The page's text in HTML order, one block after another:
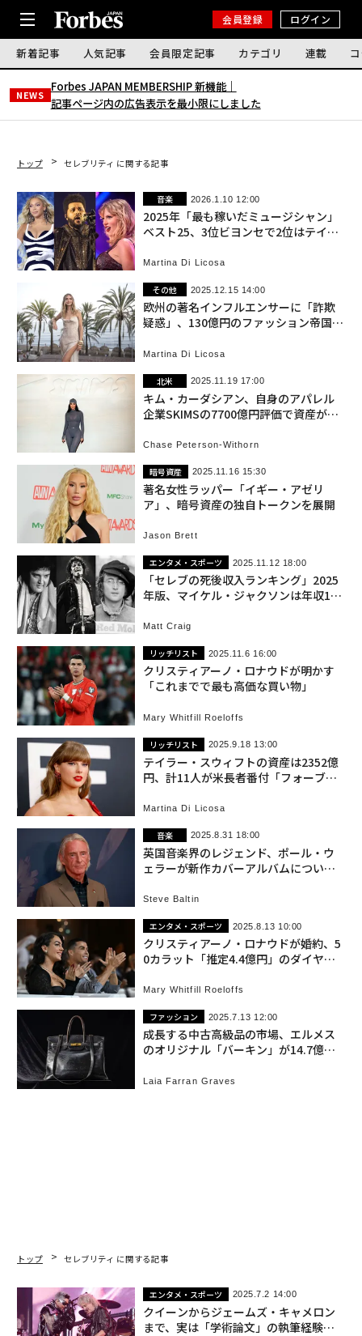
会員登録 ログイン
新着記事 人気記事 会員限定記事 カテゴリ 連載
NEWS
Forbes JAPAN MEMBERSHIP 新機能｜
記事ページ内の広告表示を最小限にしました
トップ セレブリティ に関する記事
音楽 2026.1.10 12:00
2025年「最も稼いだミュージシャン」
ベスト25、3位ビヨンセで2位はテイラ
Martina Di Licosa
その他 2025.12.15 14:00
欧州の著名インフルエンサーに「詐欺
疑惑」、130億円のファッション帝国が
Martina Di Licosa
北米 2025.11.19 17:00
キム・カーダシアン、自身のアパレル
企業SKIMSの7700億円評価で資産が過
Chase Peterson-Withorn
暗号資産 2025.11.16 15:30
著名女性ラッパー「イギー・アゼリ
ア」、暗号資産の独自トークンを展開
Jason Brett
エンタメ・スポーツ 2025.11.12 18:00
「セレブの死後収入ランキング」2025
年版、マイケル・ジャクソンは年収160
Matt Craig
リッチリスト 2025.11.6 16:00
クリスティアーノ・ロナウドが明かす
「これまでで最も高価な買い物」
Mary Whitfill Roeloffs
リッチリスト 2025.9.18 13:00
テイラー・スウィフトの資産は2352億
円、計11人が米長者番付「フォーブス4
Martina Di Licosa
音楽 2025.8.31 18:00
英国音楽界のレジェンド、ポール・ウ
ェラーが新作カバーアルバムについて
Steve Baltin
エンタメ・スポーツ 2025.8.13 10:00
クリスティアーノ・ロナウドが婚約、5
0カラット「推定4.4億円」のダイヤの
Mary Whitfill Roeloffs
ファッション 2025.7.13 12:00
成長する中古高級品の市場、エルメス
のオリジナル「バーキン」が14.7億円
Laia Farran Graves
トップ セレブリティ に関する記事
エンタメ・スポーツ 2025.7.2 14:00
クイーンからジェームズ・キャメロン
まで、実は「学術論文」の執筆経験が